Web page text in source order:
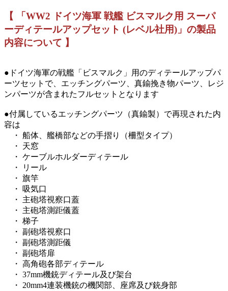
【 「WW2 ドイツ海軍 戦艦 ビスマルク用 スーパ
ーディテールアップセット (レベル社用)」の製品
内容について 】
●ドイツ海軍の戦艦「ビスマルク」用のディテールアップパ
ーツセットで、エッチングパーツ、真鍮挽き物パーツ、レジ
ンパーツが含まれたフルセットとなります
●付属しているエッチングパーツ（真鍮製）で再現された内
容は
・ 船体、艦橋部などの手摺り（柵型タイプ）
・ 天窓
・ ケーブルホルダーディテール
・ リール
・ 旗竿
・ 吸気口
・ 主砲塔視察口蓋
・ 主砲塔測距儀蓋
・ 梯子
・ 副砲塔視察口
・ 副砲塔測距儀
・ 副砲塔扉
・ 高角砲各部ディテール
・ 37mm機銃ディテール及び架台
・ 20mm4連装機銃の機関部、座席及び銃身部